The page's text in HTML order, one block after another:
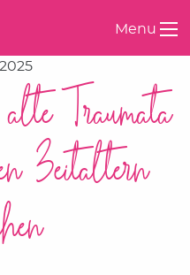
Menu
Traumata
Zeitaltern